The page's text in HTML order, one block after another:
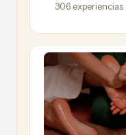
306 experiencias